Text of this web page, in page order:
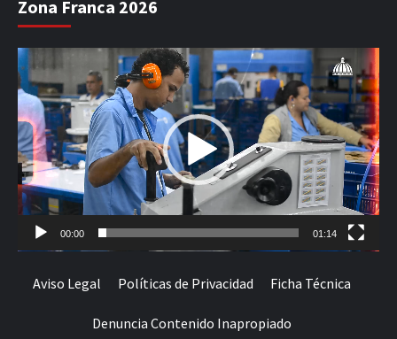
Zona Franca 2026
Reproductor
de
vídeo
00:00 01:14
Aviso Legal Políticas de Privacidad Ficha Técnica
Denuncia Contenido Inapropiado